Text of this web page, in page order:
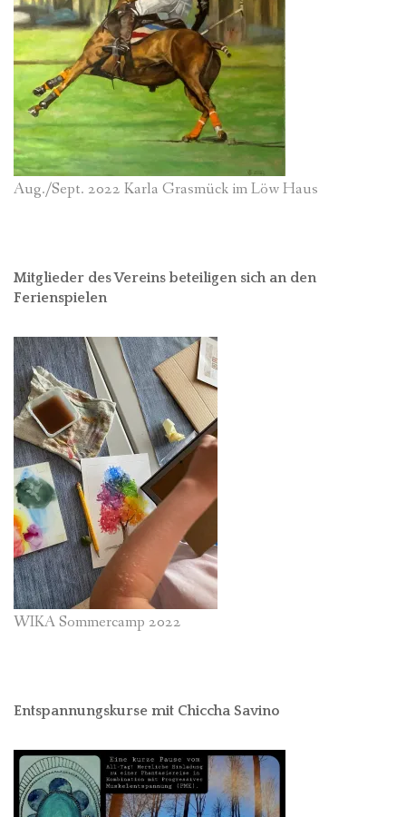
Aug./Sept. 2022 Karla Grasmück im Löw Haus
Mitglieder des Vereins beteiligen sich an den
Ferienspielen
WIKA Sommercamp 2022
Entspannungskurse mit Chiccha Savino